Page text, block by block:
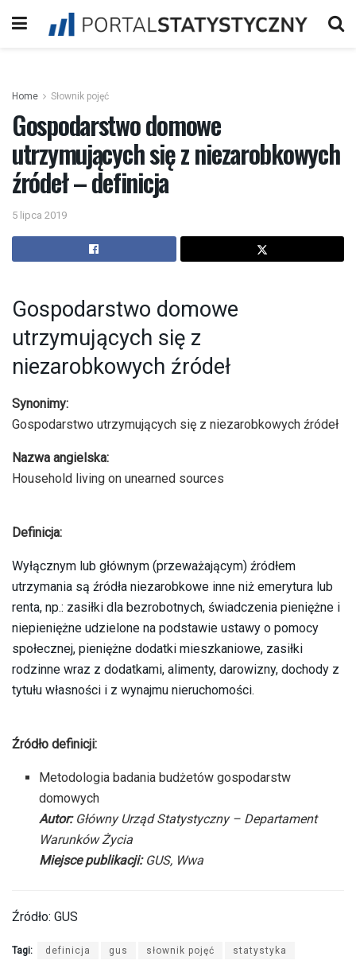
Home Słownik pojęć
Gospodarstwo domowe
utrzymujących się z niezarobkowych
źródeł – definicja
5 lipca 2019
Gospodarstwo domowe
utrzymujących się z
niezarobkowych źródeł
Synonimy:
Gospodarstwo utrzymujących się z niezarobkowych źródeł
Nazwa angielska:
Household living on unearned sources
Definicja:
Wyłącznym lub głównym (przeważającym) źródłem
utrzymania są źródła niezarobkowe inne niż emerytura lub
renta, np.: zasiłki dla bezrobotnych, świadczenia pieniężne i
niepieniężne udzielone na podstawie ustawy o pomocy
społecznej, pieniężne dodatki mieszkaniowe, zasiłki
rodzinne wraz z dodatkami, alimenty, darowizny, dochody z
tytułu własności i z wynajmu nieruchomości.
Źródło definicji:
Metodologia badania budżetów gospodarstw
domowych
Autor:Główny Urząd Statystyczny – Departament
Warunków Życia
Miejsce publikacji:GUS, Wwa
Źródło: GUS
Tagi: definicja gus słownik pojęć statystyka